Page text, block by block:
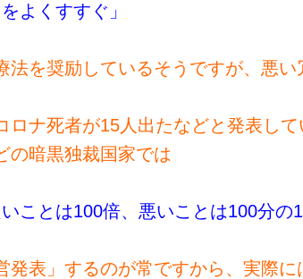
よくすすぐ」
法を奨励しているそうですが、悪
ロナ死者が15人出たなどと発表し
の暗黒独裁国家では
いことは100倍、悪いことは100分の1
発表」するのが常ですから、実際に